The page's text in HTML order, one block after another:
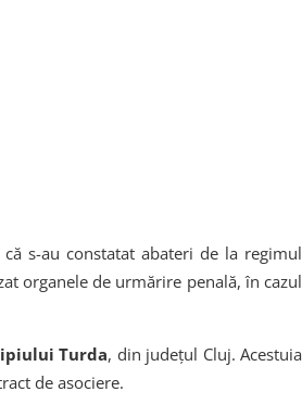
s-au constatat abateri de la regimul
organele de urmărire penală, în cazul
Turda, din județul Cluj. Acestuia
de asociere.